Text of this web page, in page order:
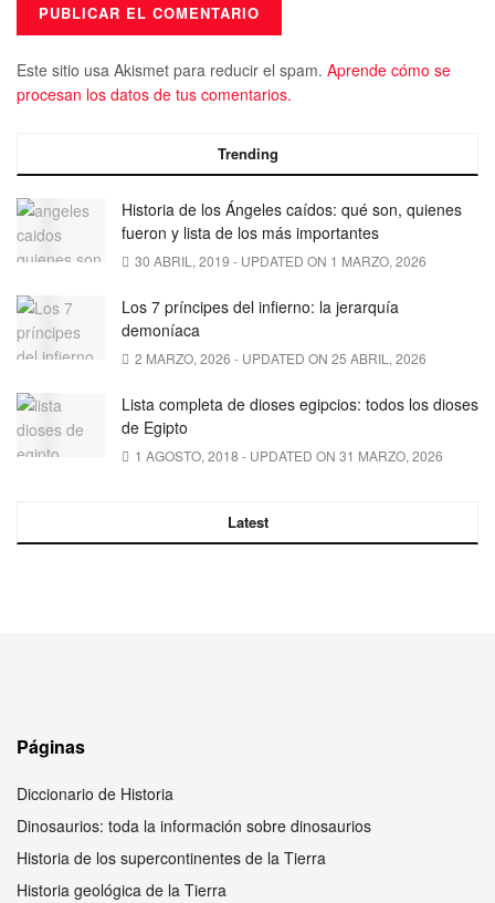
Este sitio usa Akismet para reducir el spam. Aprende cómo se
procesan los datos de tus comentarios.
Trending
Historia de los Ángeles caídos: qué son, quienes
fueron y lista de los más importantes
30 ABRIL, 2019 - UPDATED ON 1 MARZO, 2026
Los 7 príncipes del infierno: la jerarquía
demoníaca
2 MARZO, 2026 - UPDATED ON 25 ABRIL, 2026
Lista completa de dioses egipcios: todos los dioses
de Egipto
1 AGOSTO, 2018 - UPDATED ON 31 MARZO, 2026
Latest
Páginas
Diccionario de Historia
Dinosaurios: toda la información sobre dinosaurios
Historia de los supercontinentes de la Tierra
Historia geológica de la Tierra